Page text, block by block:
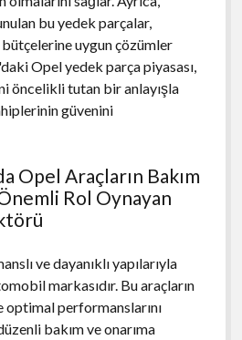
bu yedek parçalar,
uygun çözümler
Opel yedek parça piyasası,
öncelikli tutan bir anlayışla
güvenini
Opel Araçların Bakım
Rol Oynayan
ve dayanıklı yapılarıyla
markasıdır. Bu araçların
optimal performanslarını
bakım ve onarıma